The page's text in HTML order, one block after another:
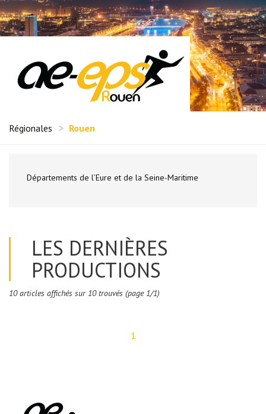
Régionales Rouen
Départements de l’Eure et de la Seine-Maritime
LES DERNIÈRES
PRODUCTIONS
10 articles affichés sur 10 trouvés (page 1/1)
1